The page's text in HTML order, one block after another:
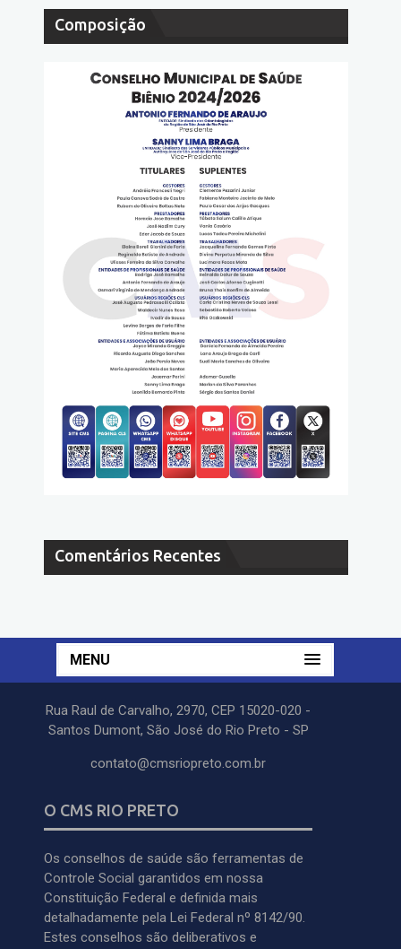
Composição
Comentários Recentes
MENU
Rua Raul de Carvalho, 2970, CEP 15020-020 -
Santos Dumont, São José do Rio Preto - SP
contato@cmsriopreto.com.br
O CMS RIO PRETO
Os conselhos de saúde são ferramentas de
Controle Social garantidos em nossa
Constituição Federal e definida mais
detalhadamente pela Lei Federal nº 8142/90.
Estes conselhos são deliberativos e